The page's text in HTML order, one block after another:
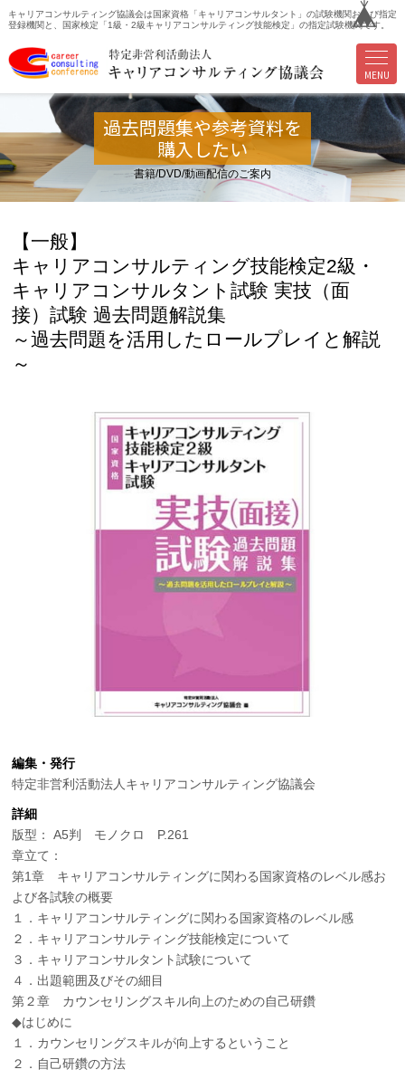
キャリアコンサルティング協議会は国家資格「キャリアコンサルタント」の試験機関および指定
登録機関と、国家検定「1級・2級キャリアコンサルティング技能検定」の指定試験機関です。
MENU
過去問題集や参考資料を
購入したい
書籍/DVD/動画配信のご案内
【一般】
キャリアコンサルティング技能検定2級・
キャリアコンサルタント試験 実技（面
接）試験 過去問題解説集
～過去問題を活用したロールプレイと解説
～
編集・発行
特定非営利活動法人キャリアコンサルティング協議会
詳細
版型： A5判 モノクロ P.261
章立て：
第1章 キャリアコンサルティングに関わる国家資格のレベル感お
よび各試験の概要
１．キャリアコンサルティングに関わる国家資格のレベル感
２．キャリアコンサルティング技能検定について
３．キャリアコンサルタント試験について
４．出題範囲及びその細目
第２章 カウンセリングスキル向上のための自己研鑽
◆はじめに
１．カウンセリングスキルが向上するということ
２．自己研鑽の方法